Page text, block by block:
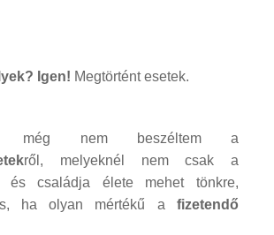
Igen! Megtörtént esetek.
még nem beszéltem a
ről, melyeknél nem csak a
és családja élete mehet tönkre,
ha olyan mértékű a fizetendő